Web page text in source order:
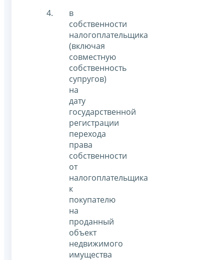
в
собственности
налогоплательщика
(включая
совместную
собственность
супругов)
на
дату
государственной
регистрации
перехода
права
собственности
от
налогоплательщика
к
покупателю
на
проданный
объект
недвижимого
имущества